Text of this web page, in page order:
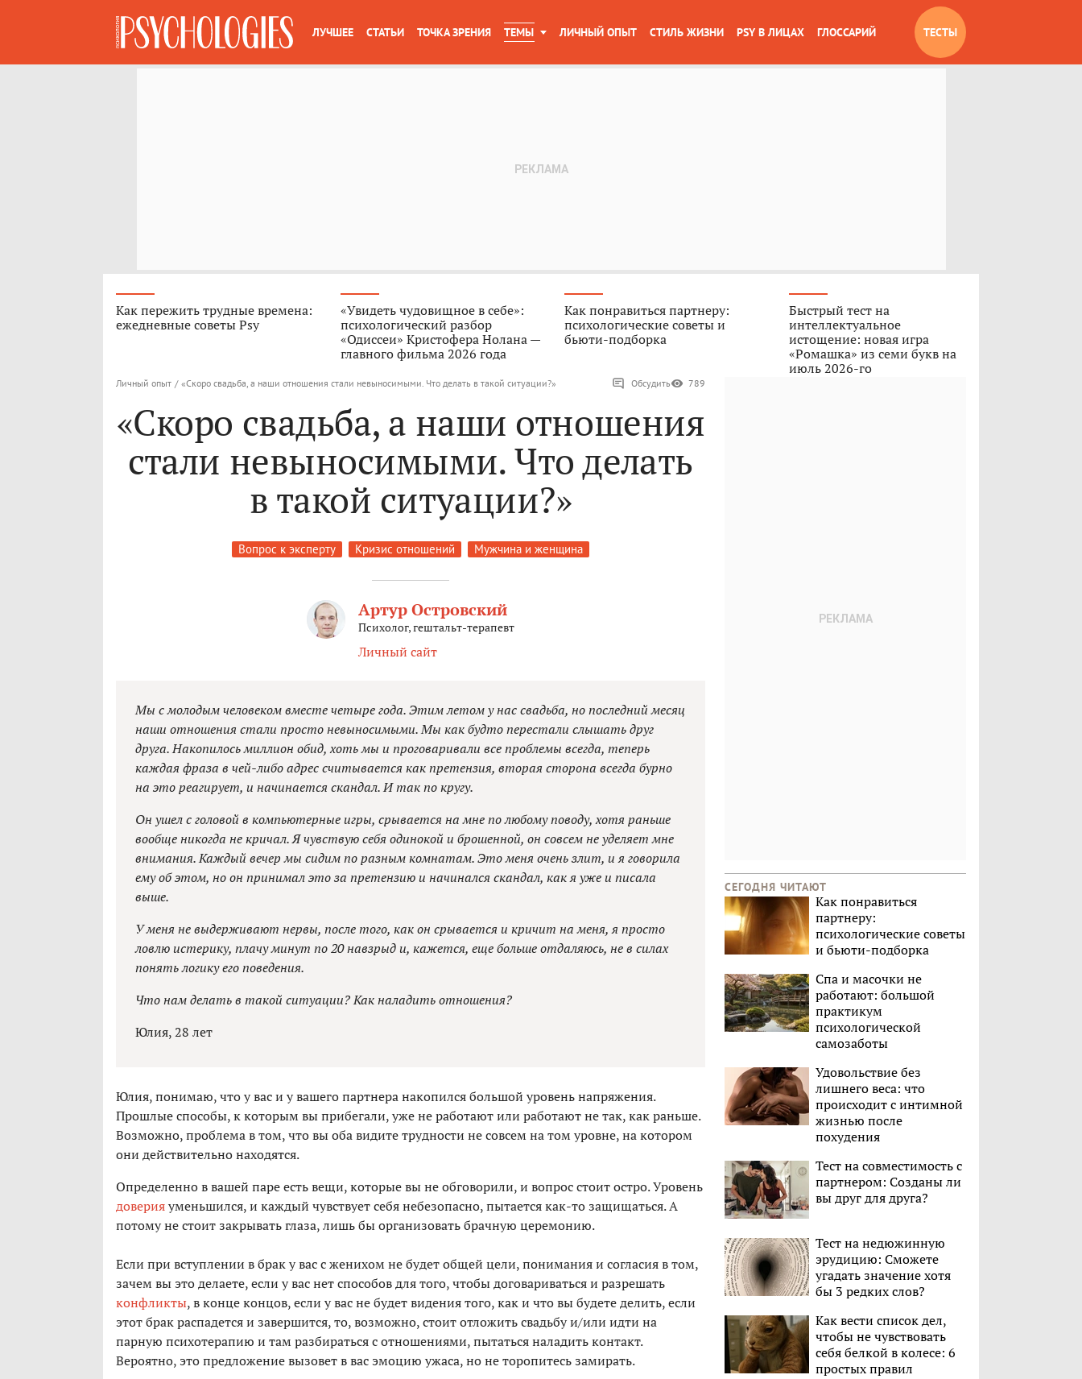
ЛУЧШЕЕ СТАТЬИ ТОЧКА ЗРЕНИЯ ТЕМЫ ЛИЧНЫЙ ОПЫТ СТИЛЬ ЖИЗНИ PSY В ЛИЦАХ ГЛОССАРИЙ ТЕСТЫ
Как пережить трудные времена:
ежедневные советы Psy
«Увидеть чудовищное в себе»:
психологический разбор
«Одиссеи» Кристофера Нолана —
главного фильма 2026 года
Как понравиться партнеру:
психологические советы и
бьюти-подборка
Быстрый тест на
интеллектуальное
истощение: новая игра
«Ромашка» из семи букв на
июль 2026-го
Личный опыт / «Скоро свадьба, а наши отношения стали невыносимыми. Что делать в такой ситуации?» Обсудить 789
«Скоро свадьба, а наши отношения
стали невыносимыми. Что делать
в такой ситуации?»
Вопрос к эксперту Кризис отношений Мужчина и женщина
Артур Островский
Психолог, гештальт-терапевт
Личный сайт
Мы с молодым человеком вместе четыре года. Этим летом у нас свадьба, но последний месяц
наши отношения стали просто невыносимыми. Мы как будто перестали слышать друг
друга. Накопилось миллион обид, хоть мы и проговаривали все проблемы всегда, теперь
каждая фраза в чей-либо адрес считывается как претензия, вторая сторона всегда бурно
на это реагирует, и начинается скандал. И так по кругу.
Он ушел с головой в компьютерные игры, срывается на мне по любому поводу, хотя раньше
вообще никогда не кричал. Я чувствую себя одинокой и брошенной, он совсем не уделяет мне
внимания. Каждый вечер мы сидим по разным комнатам. Это меня очень злит, и я говорила
ему об этом, но он принимал это за претензию и начинался скандал, как я уже и писала
выше.
У меня не выдерживают нервы, после того, как он срывается и кричит на меня, я просто
ловлю истерику, плачу минут по 20 навзрыд и, кажется, еще больше отдаляюсь, не в силах
понять логику его поведения.
Что нам делать в такой ситуации? Как наладить отношения?
Юлия, 28 лет
Юлия, понимаю, что у вас и у вашего партнера накопился большой уровень напряжения.
Прошлые способы, к которым вы прибегали, уже не работают или работают не так, как раньше.
Возможно, проблема в том, что вы оба видите трудности не совсем на том уровне, на котором
они действительно находятся.
Определенно в вашей паре есть вещи, которые вы не обговорили, и вопрос стоит остро. Уровень
доверияуменьшился, и каждый чувствует себя небезопасно, пытается как-то защищаться. А
потому не стоит закрывать глаза, лишь бы организовать брачную церемонию.
Если при вступлении в брак у вас с женихом не будет общей цели, понимания и согласия в том,
зачем вы это делаете, если у вас нет способов для того, чтобы договариваться и разрешать
конфликты, в конце концов, если у вас не будет видения того, как и что вы будете делить, если
этот брак распадется и завершится, то, возможно, стоит отложить свадьбу и/или идти на
парную психотерапию и там разбираться с отношениями, пытаться наладить контакт.
Вероятно, это предложение вызовет в вас эмоцию ужаса, но не торопитесь замирать.
СЕГОДНЯ ЧИТАЮТ
Как понравиться
партнеру:
психологические советы
и бьюти-подборка
Спа и масочки не
работают: большой
практикум
психологической
самозаботы
Удовольствие без
лишнего веса: что
происходит с интимной
жизнью после
похудения
Тест на совместимость с
партнером: Созданы ли
вы друг для друга?
Тест на недюжинную
эрудицию: Сможете
угадать значение хотя
бы 3 редких слов?
Как вести список дел,
чтобы не чувствовать
себя белкой в колесе: 6
простых правил